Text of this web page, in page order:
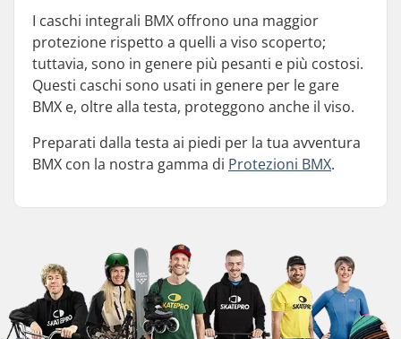
I caschi integrali BMX offrono una maggior
protezione rispetto a quelli a viso scoperto;
tuttavia, sono in genere più pesanti e più costosi.
Questi caschi sono usati in genere per le gare
BMX e, oltre alla testa, proteggono anche il viso.
Preparati dalla testa ai piedi per la tua avventura
BMX con la nostra gamma di Protezioni BMX.